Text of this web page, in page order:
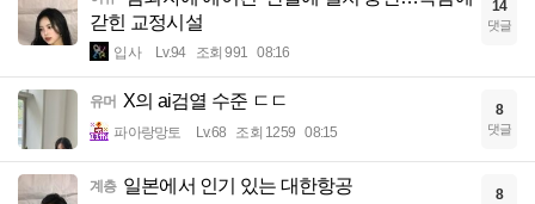
갇힌 교정시설
입사 Lv.94 조회 991 08:16
14
댓글
유머 X의 ai검열 수준 ㄷㄷ
파아랑망토 Lv.68 조회 1259 08:15
8
댓글
계층 일본에서 인기 있는 대한항공 8